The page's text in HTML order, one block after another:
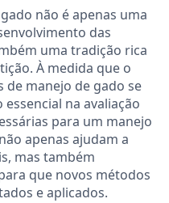
não é apenas uma
das
uma tradição rica
À medida que o
de manejo de gado se
na avaliação
para um manejo
apenas ajudam a
mas também
que novos métodos
e aplicados.